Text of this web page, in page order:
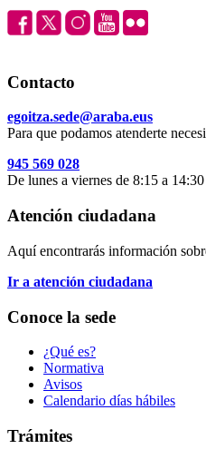
Contacto
egoitza.sede@araba.eus
Para que podamos atenderte
945 569 028
De lunes a viernes de 8:15 a
Atención ciudadana
Aquí encontrarás información
Ir a atención ciudadana
Conoce la sede
¿Qué es?
Normativa
Avisos
Calendario días hábiles
Trámites